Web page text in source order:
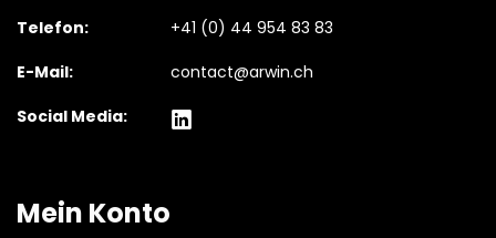
Telefon:
+41 (0) 44 954 83 83
E-Mail:
contact@arwin.ch
Social Media:
Mein Konto